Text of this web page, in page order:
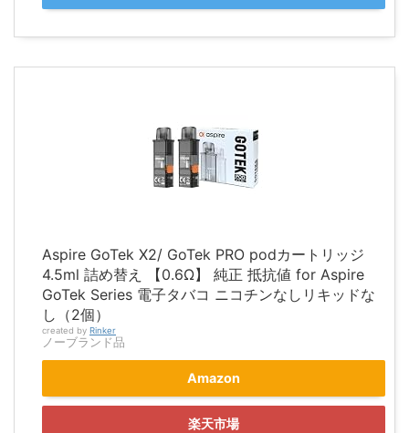
Aspire GoTek X2/ GoTek PRO podカートリッジ
4.5ml 詰め替え 【0.6Ω】 純正 抵抗値 for Aspire
GoTek Series 電子タバコ ニコチンなしリキッドな
し（2個）
created by Rinker
ノーブランド品
Amazon
楽天市場